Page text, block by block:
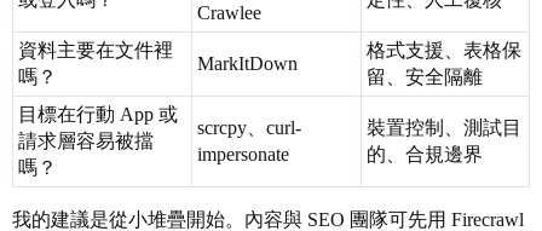
Crawlee
資料主要在文件裡
嗎？
MarkItDown
格式支援、表格保
留、安全隔離
目標在行動 App 或
請求層容易被擋
嗎？
scrcpy、curl-
impersonate
裝置控制、測試目
的、合規邊界
我的建議是從小堆疊開始。內容與 SEO 團隊可先用 Firecrawl